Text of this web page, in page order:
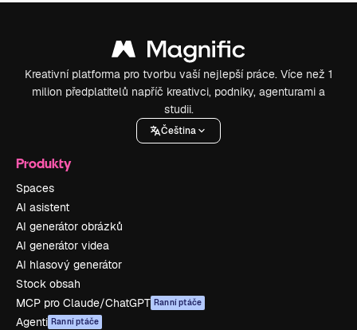
Kreativní platforma pro tvorbu vaší nejlepší práce. Více než 1
milion předplatitelů napříč kreativci, podniky, agenturami a
studii.
Čeština
Produkty
Spaces
AI asistent
AI generátor obrázků
AI generátor videa
AI hlasový generátor
Stock obsah
MCP pro Claude/ChatGPT Ranní ptáče
Agenti Ranní ptáče